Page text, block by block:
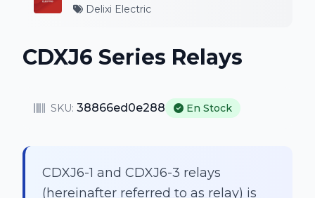
Delixi Electric
CDXJ6 Series Relays
SKU: 38866ed0e288 En Stock
CDXJ6-1 and CDXJ6-3 relays
(hereinafter referred to as relay) is